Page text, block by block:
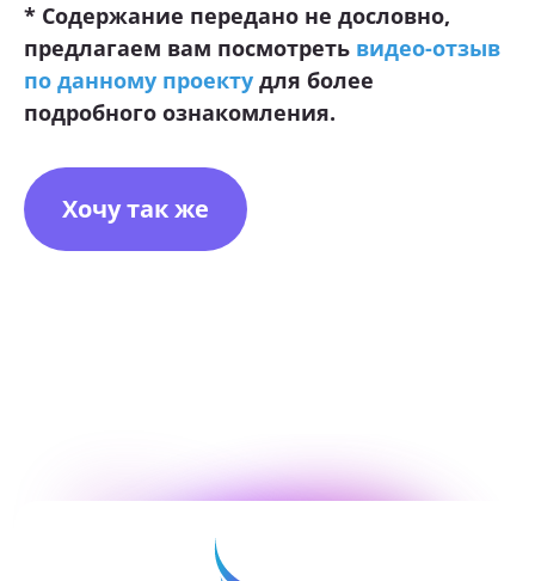
* Содержание передано не дословно,
предлагаем вам посмотреть видео-отзыв
по данному проекту для более
подробного ознакомления.
Хочу так же